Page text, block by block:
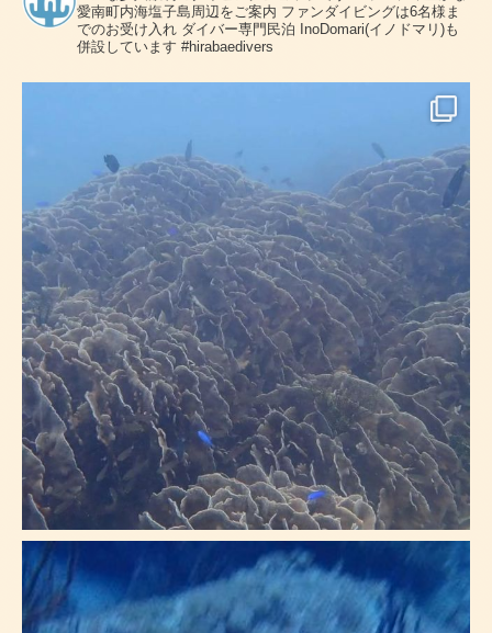
愛南町内海塩子島周辺をご案内 ファンダイビングは6名様ま
でのお受け入れ ダイバー専門民泊 InoDomari(イノドマリ)も
併設しています #hirabaedivers